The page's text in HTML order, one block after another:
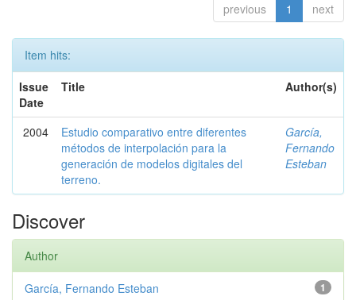
previous 1 next
Item hits:
Issue
Date
Title Author(s)
2004
Estudio comparativo entre diferentes
métodos de interpolación para la
generación de modelos digitales del
terreno.
García,
Fernando
Esteban
Discover
Author
1
García, Fernando Esteban